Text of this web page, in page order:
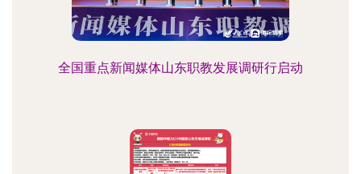
全国重点新闻媒体山东职教发展调研行启动